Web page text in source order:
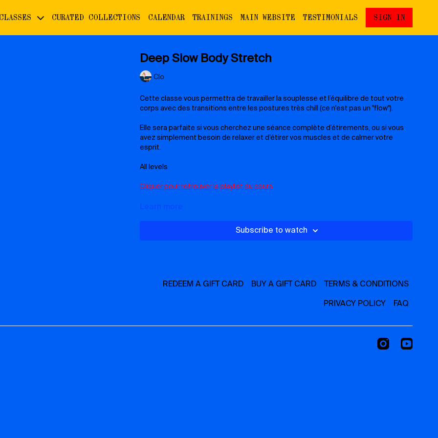
CURATED COLLECTIONS CALENDAR TRAININGS MAIN WEBSITE TESTIMONIALS SIGN IN
Deep Slow Body Stretch
Clo
Cette classe vous permettra de travailler la souplesse et l’équilibre de tout votre
corps avec des transitions entre les postures très chill (ce n'est pas un "flow").
Elle sera parfaite si vous cherchez une séance complète d’étirements, ou si vous
avez simplement besoin de relaxer et d’étirer vos muscles et de calmer votre
esprit.
All levels
Cliquer pour retrouver la playlist du cours
Matériel utilisé lors du cours :
(avec un bon grip)
Learn more
Subscribe to watch
REDEEM A GIFT CARD BUY A GIFT CARD TERMS & CONDITIONS
PRIVACY POLICY FAQ